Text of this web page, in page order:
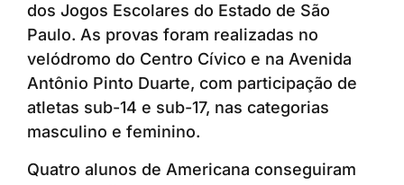
dos Jogos Escolares do Estado de São
Paulo. As provas foram realizadas no
velódromo do Centro Cívico e na Avenida
Antônio Pinto Duarte, com participação de
atletas sub-14 e sub-17, nas categorias
masculino e feminino.
Quatro alunos de Americana conseguiram